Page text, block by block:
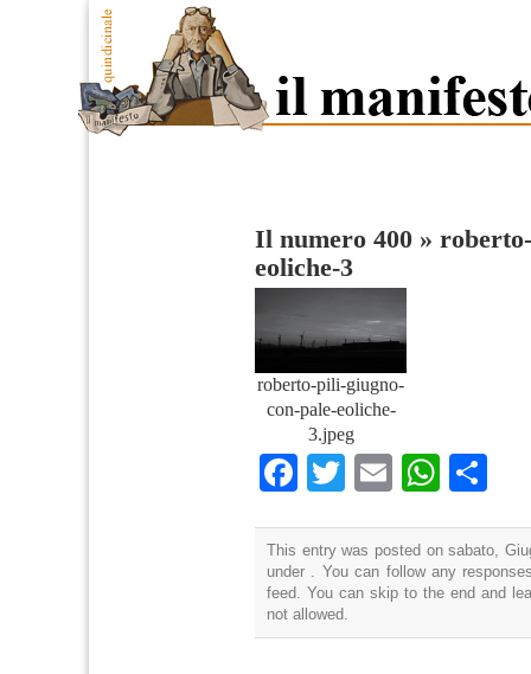
Il numero 400 »
eoliche-3
roberto-pili-giugno-
con-pale-eoliche-
3.jpeg
Facebook
TwitterEmail
This entry was posted on sabato,
under . You can follow any
feed. You can skip to the end and
not allowed.